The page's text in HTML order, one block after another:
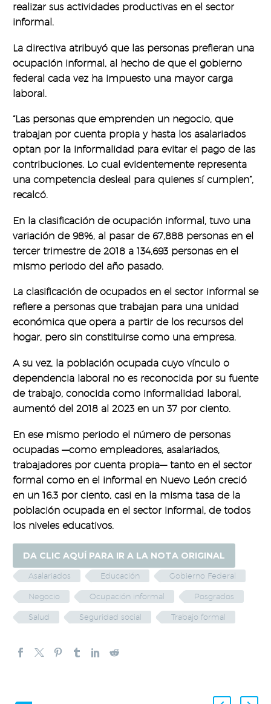
realizar sus actividades productivas en el sector
informal.
La directiva atribuyó que las personas prefieran una
ocupación informal, al hecho de que el gobierno
federal cada vez ha impuesto una mayor carga
laboral.
“Las personas que emprenden un negocio, que
trabajan por cuenta propia y hasta los asalariados
optan por la informalidad para evitar el pago de las
contribuciones. Lo cual evidentemente representa
una competencia desleal para quienes sí cumplen”,
recalcó.
En la clasificación de ocupación informal, tuvo una
variación de 98%, al pasar de 67,888 personas en el
tercer trimestre de 2018 a 134,693 personas en el
mismo periodo del año pasado.
La clasificación de ocupados en el sector informal se
refiere a personas que trabajan para una unidad
económica que opera a partir de los recursos del
hogar, pero sin constituirse como una empresa.
A su vez, la población ocupada cuyo vínculo o
dependencia laboral no es reconocida por su fuente
de trabajo, conocida como informalidad laboral,
aumentó del 2018 al 2023 en un 37 por ciento.
En ese mismo periodo el número de personas
ocupadas —como empleadores, asalariados,
trabajadores por cuenta propia— tanto en el sector
formal como en el informal en Nuevo León creció
en un 16.3 por ciento, casi en la misma tasa de la
población ocupada en el sector informal, de todos
los niveles educativos.
DA CLIC AQUÍ PARA IR A LA NOTA ORIGINAL
Asalariados Educación Gobierno Federal
Negocio Ocupación informal Posgrados
Salud Seguridad social Trabajo formal